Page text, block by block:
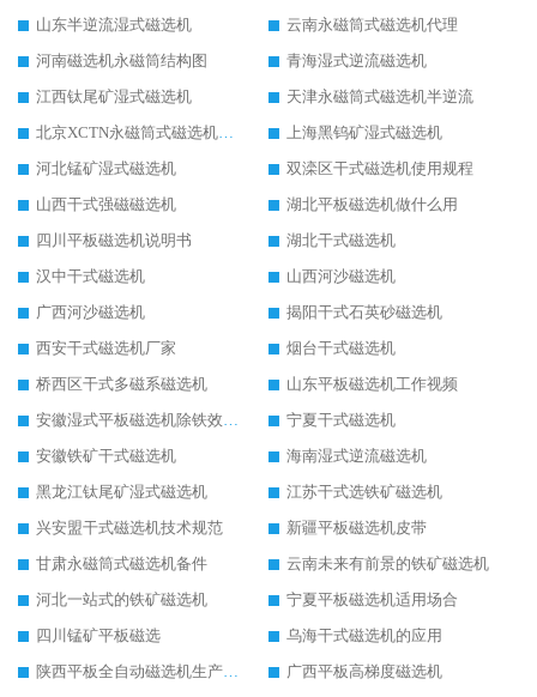
山东半逆流湿式磁选机
云南永磁筒式磁选机代理
河南磁选机永磁筒结构图
青海湿式逆流磁选机
江西钛尾矿湿式磁选机
天津永磁筒式磁选机半逆流
北京XCTN永磁筒式磁选机磁块位置
上海黑钨矿湿式磁选机
河北锰矿湿式磁选机
双滦区干式磁选机使用规程
山西干式强磁磁选机
湖北平板磁选机做什么用
四川平板磁选机说明书
湖北干式磁选机
汉中干式磁选机
山西河沙磁选机
广西河沙磁选机
揭阳干式石英砂磁选机
西安干式磁选机厂家
烟台干式磁选机
桥西区干式多磁系磁选机
山东平板磁选机工作视频
安徽湿式平板磁选机除铁效果怎么样
宁夏干式磁选机
安徽铁矿干式磁选机
海南湿式逆流磁选机
黑龙江钛尾矿湿式磁选机
江苏干式选铁矿磁选机
兴安盟干式磁选机技术规范
新疆平板磁选机皮带
甘肃永磁筒式磁选机备件
云南未来有前景的铁矿磁选机
河北一站式的铁矿磁选机
宁夏平板磁选机适用场合
四川锰矿平板磁选
乌海干式磁选机的应用
陕西平板全自动磁选机生产厂家
广西平板高梯度磁选机